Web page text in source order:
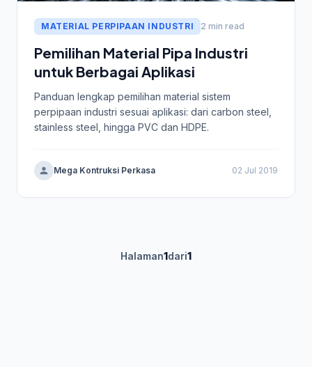
MATERIAL PERPIPAAN INDUSTRI 2 min read
Pemilihan Material Pipa Industri
untuk Berbagai Aplikasi
Panduan lengkap pemilihan material sistem
perpipaan industri sesuai aplikasi: dari carbon steel,
stainless steel, hingga PVC dan HDPE.
Mega Kontruksi Perkasa 02 Jul 2019
Halaman1dari1